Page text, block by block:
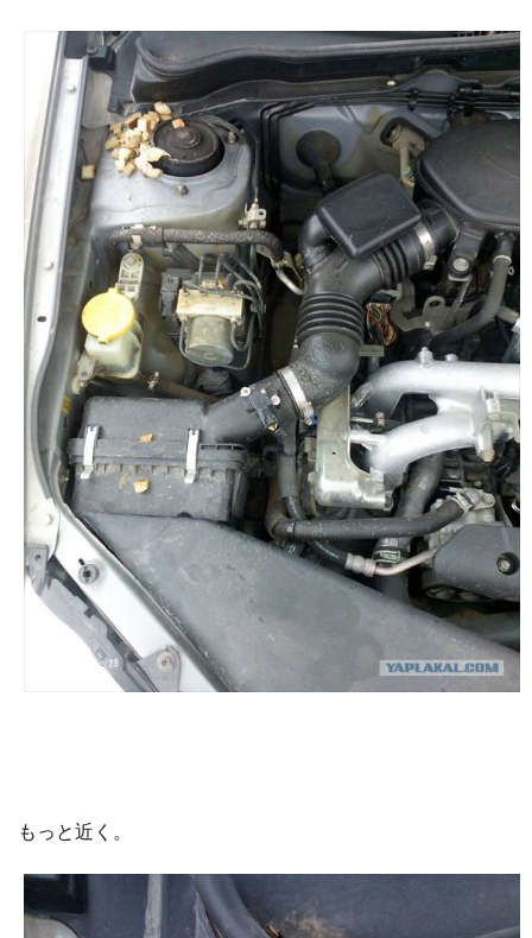
もっと近く。